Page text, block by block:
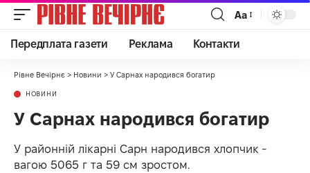
Аа
Передплата газети Реклама Контакти
Рівне Вечірнє > Новини > У Сарнах народився богатир
НОВИНИ
У Сарнах народився богатир
У районній лікарні Сарн народився хлопчик -
вагою 5065 г та 59 см зростом.